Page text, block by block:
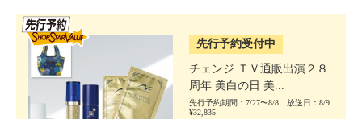
先行予約受付中
チェンジ ＴＶ通販出演２８
周年 美白の日 美...
先行予約期間：7/27〜8/8 放送日：8/9
¥32,835